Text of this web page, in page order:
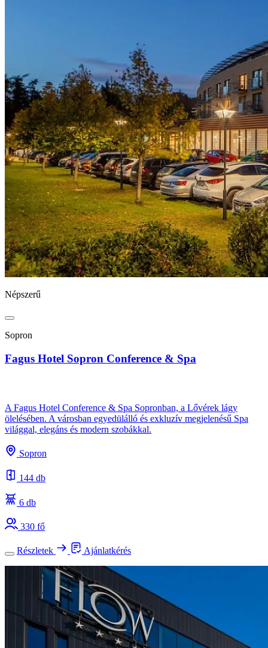
Népszerű
Sopron
Fagus Hotel Sopron Conference & Spa
A Fagus Hotel Conference & Spa Sopronban, a Lővérek lágy
ölelésében. A városban egyedülálló és exkluzív megjelenésű Spa
világgal, elegáns és modern szobákkal.
Sopron
144 db
6 db
330 fő
Részletek Ajánlatkérés